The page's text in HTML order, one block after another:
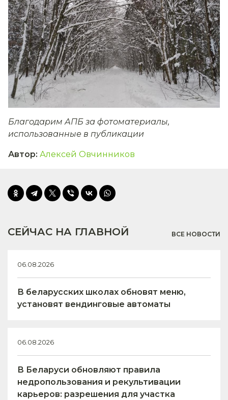
Благодарим АПБ за фотоматериалы,
использованные в публикации
Автор: Алексей Овчинников
СЕЙЧАС НА ГЛАВНОЙ ВСЕ НОВОСТИ
06.08.2026
В беларусских школах обновят меню,
установят вендинговые автоматы
06.08.2026
В Беларуси обновляют правила
недропользования и рекультивации
карьеров: разрешения для участка